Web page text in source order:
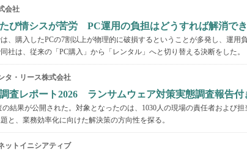
会社
び情シスが苦労 PC運用の負担はどうすれば解消で
、購入したPCの7割以上が物理的に破損するということが多発し、運用
社は、従来の「PC購入」から「レンタル」へと切り替える決断をした。
タ・リース株式会社
調査レポート2026 ランサムウェア対策実態調査報告付
結果が公開された。対象となったのは、1030人の現場の責任者および担
と、業務効率化に向けた解決策の方向性を探る。
ットイニシアティブ